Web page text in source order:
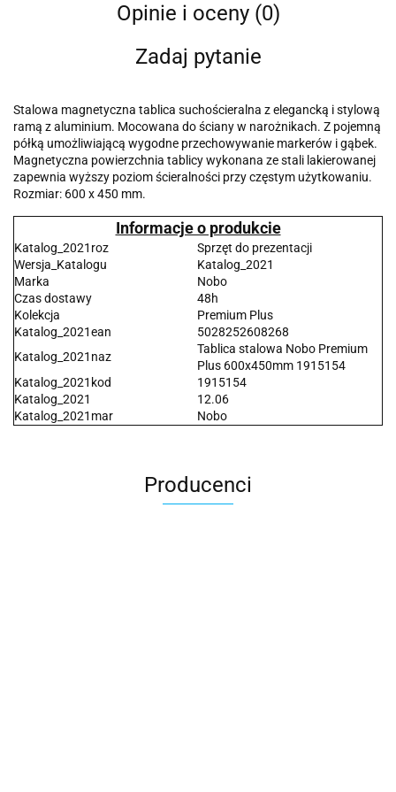
Opinie i oceny (0)
Zadaj pytanie
Stalowa magnetyczna tablica suchościeralna z elegancką i stylową
ramą z aluminium. Mocowana do ściany w narożnikach. Z pojemną
półką umożliwiającą wygodne przechowywanie markerów i gąbek.
Magnetyczna powierzchnia tablicy wykonana ze stali lakierowanej
zapewnia wyższy poziom ścieralności przy częstym użytkowaniu.
Rozmiar: 600 x 450 mm.
Informacje o produkcie
Katalog_2021roz
Sprzęt do prezentacji
Wersja_Katalogu
Katalog_2021
Marka
Nobo
Czas dostawy
48h
Kolekcja
Premium Plus
Katalog_2021ean
5028252608268
Katalog_2021naz
Tablica stalowa Nobo Premium
Plus 600x450mm 1915154
Katalog_2021kod
1915154
Katalog_2021
12.06
Katalog_2021mar
Nobo
Producenci